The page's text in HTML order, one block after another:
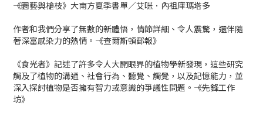
――《園藝與槍枝》大南方夏季書單／艾咪．內祖庫瑪塔多
作者和我們分享了無數的新體悟，情節詳細、令人震驚，還伴隨
著深富感染力的熱情。――《查爾斯頓郵報》
《食光者》記述了許多令人大開眼界的植物學新發現，這些研究
觸及了植物的溝通、社會行為、聽覺、觸覺，以及記憶能力，並
深入探討植物是否擁有智力或意識的爭議性問題。――《先鋒工作
坊》